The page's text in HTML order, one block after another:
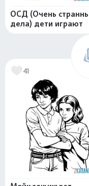
ОСД (Очень
дела) дети играют
41